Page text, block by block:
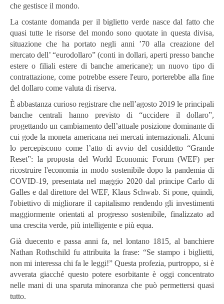
che gestisce il mondo.
La costante domanda per il biglietto verde nasce dal fatto che
quasi tutte le risorse del mondo sono quotate in questa divisa,
situazione che ha portato negli anni ’70 alla creazione del
mercato dell’ “eurodollaro” (conti in dollari, aperti presso banche
estere o filiali estere di banche americane); un nuovo tipo di
contrattazione, come potrebbe essere l'euro, porterebbe alla fine
del dollaro come valuta di riserva.
È abbastanza curioso registrare che nell’agosto 2019 le principali
banche centrali hanno previsto di “uccidere il dollaro”,
progettando un cambiamento dell’attuale posizione dominante di
cui gode la moneta americana nei mercati internazionali. Alcuni
lo percepiscono come l’atto di avvio del cosiddetto “Grande
Reset”: la proposta del World Economic Forum (WEF) per
ricostruire l'economia in modo sostenibile dopo la pandemia di
COVID-19, presentata nel maggio 2020 dal principe Carlo di
Galles e dal direttore del WEF, Klaus Schwab. Si pone, quindi,
l'obiettivo di migliorare il capitalismo rendendo gli investimenti
maggiormente orientati al progresso sostenibile, finalizzato ad
una crescita verde, più intelligente e più equa.
Già duecento e passa anni fa, nel lontano 1815, al banchiere
Nathan Rothschild fu attribuita la frase: “Se stampo i biglietti,
non mi interessa chi fa le leggi!” Questa profezia, purtroppo, si è
avverata giacché questo potere esorbitante è oggi concentrato
nelle mani di una sparuta minoranza che può permettersi quasi
tutto.